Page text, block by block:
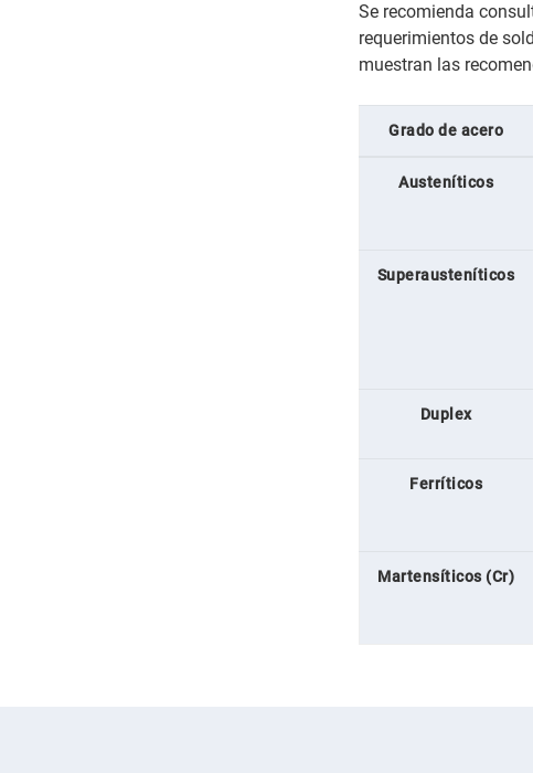
Se recomienda
requerimientos de
muestran las
Grado de acero
Austeníticos
Superausteníticos
Duplex
Ferríticos
Martensíticos (Cr)